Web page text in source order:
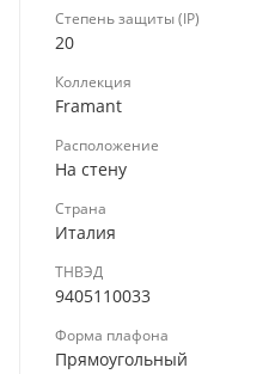
Степень защиты (IP)
20
Коллекция
Framant
Расположение
На стену
Страна
Италия
ТНВЭД
9405110033
Форма плафона
Прямоугольный